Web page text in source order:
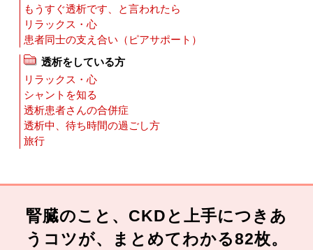
もうすぐ透析です、と言われたら
リラックス・心
患者同士の支え合い（ピアサポート）
透析をしている方
リラックス・心
シャントを知る
透析患者さんの合併症
透析中、待ち時間の過ごし方
旅行
腎臓のこと、CKDと上手につきあ
うコツが、まとめてわかる82枚。